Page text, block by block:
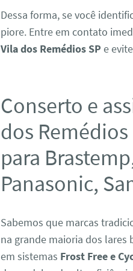
Dessa forma, se você
piore. Entre em contato
Vila dos Remédios SP e
Conserto e
dos
para
Panasonic,
Sabemos que marcas
na grande maioria dos lares
em sistemas Frost Free e